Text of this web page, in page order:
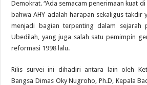
Demokrat. “Ada semacam penerimaan kuat
bahwa AHY adalah harapan sekaligus takdir
menjadi bagian terpenting dalam sejarah
Ubedilah, yang juga salah satu pemimpin
reformasi 1998 lalu.
Rilis survei ini dihadiri antara lain oleh
Bangsa Dimas Oky Nugroho, Ph.D, Kepala